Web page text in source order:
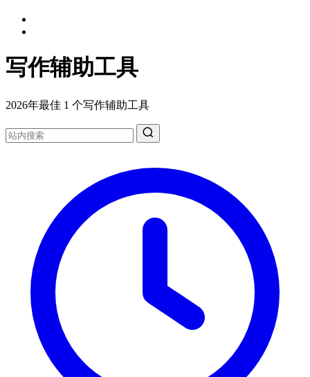
写作辅助工具
2026年最佳 1 个写作辅助工具